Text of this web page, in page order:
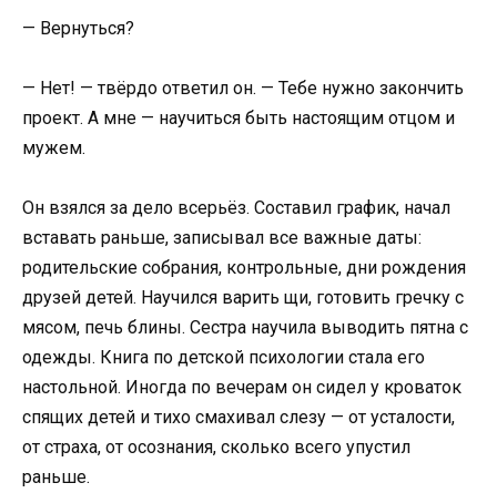
— Вернуться?
— Нет! — твёрдо ответил он. — Тебе нужно закончить
проект. А мне — научиться быть настоящим отцом и
мужем.
Он взялся за дело всерьёз. Составил график, начал
вставать раньше, записывал все важные даты:
родительские собрания, контрольные, дни рождения
друзей детей. Научился варить щи, готовить гречку с
мясом, печь блины. Сестра научила выводить пятна с
одежды. Книга по детской психологии стала его
настольной. Иногда по вечерам он сидел у кроваток
спящих детей и тихо смахивал слезу — от усталости,
от страха, от осознания, сколько всего упустил
раньше.